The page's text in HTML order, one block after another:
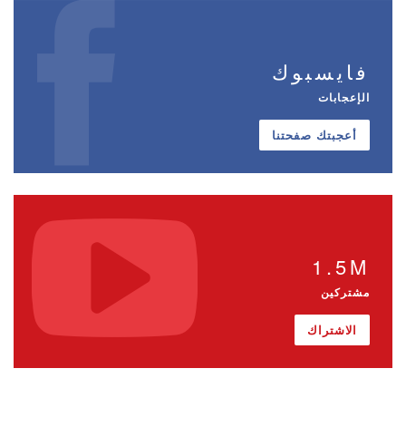
فايسبوك
الإعجابات
أعجبتك صفحتنا
1.5M
مشتركين
الاشتراك